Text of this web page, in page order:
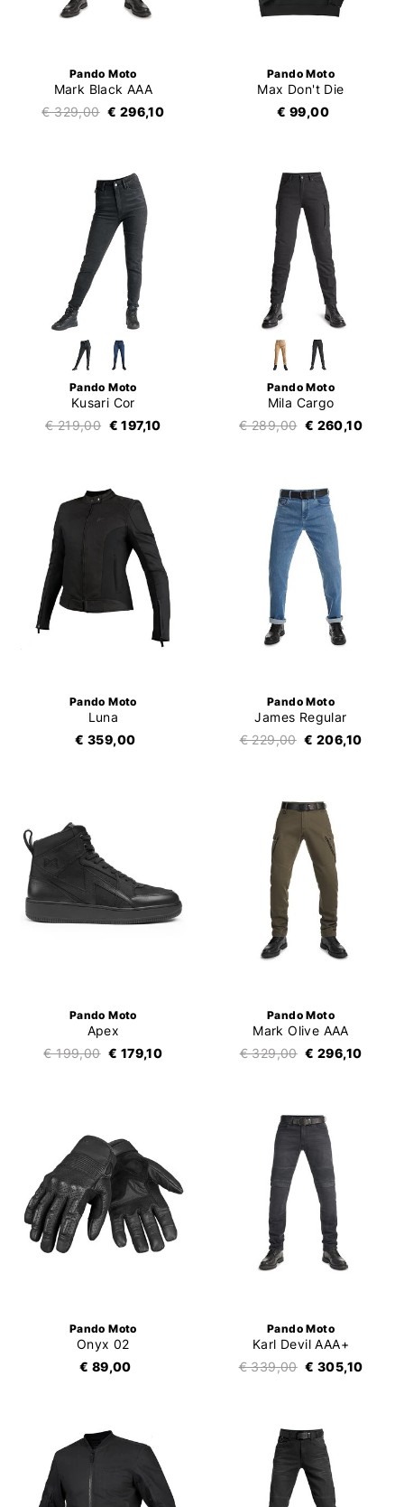
Pando Moto
Mark Black AAA
€ 329,00 € 296,10
Pando Moto
Max Don't Die
€ 99,00
Pando Moto
Kusari Cor
€ 219,00 € 197,10
Pando Moto
Mila Cargo
€ 289,00 € 260,10
Pando Moto
Luna
€ 359,00
Pando Moto
James Regular
€ 229,00 € 206,10
Pando Moto
Apex
€ 199,00 € 179,10
Pando Moto
Mark Olive AAA
€ 329,00 € 296,10
Pando Moto
Onyx 02
€ 89,00
Pando Moto
Karl Devil AAA+
€ 339,00 € 305,10